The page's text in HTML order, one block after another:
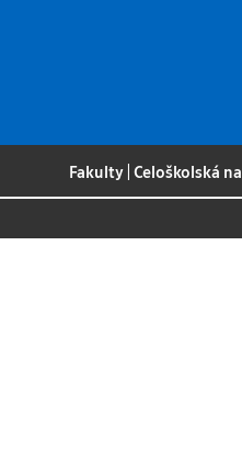
Fakulty |Celoškolská